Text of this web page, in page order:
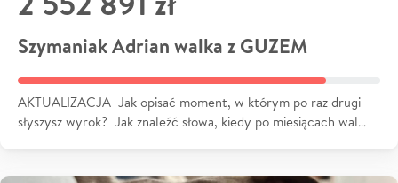
Szymaniak Adrian walka z GUZEM
AKTUALIZACJA Jak opisać moment, w którym po raz drugi
słyszysz wyrok? Jak znaleźć słowa, kiedy po miesiącach wal…